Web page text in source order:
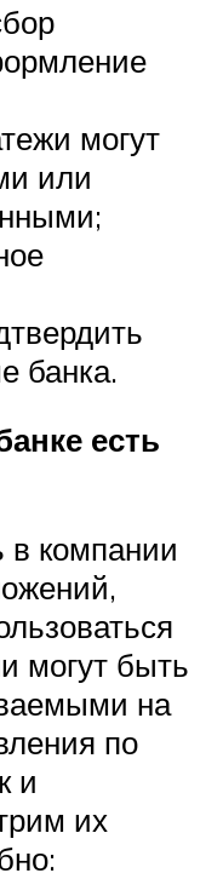
могут
или
банка.
есть
в компании
могут быть
на
по
и
их